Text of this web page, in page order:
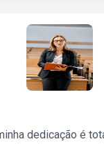
dedicação é